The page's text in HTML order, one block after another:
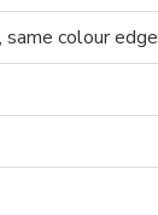
colour edge